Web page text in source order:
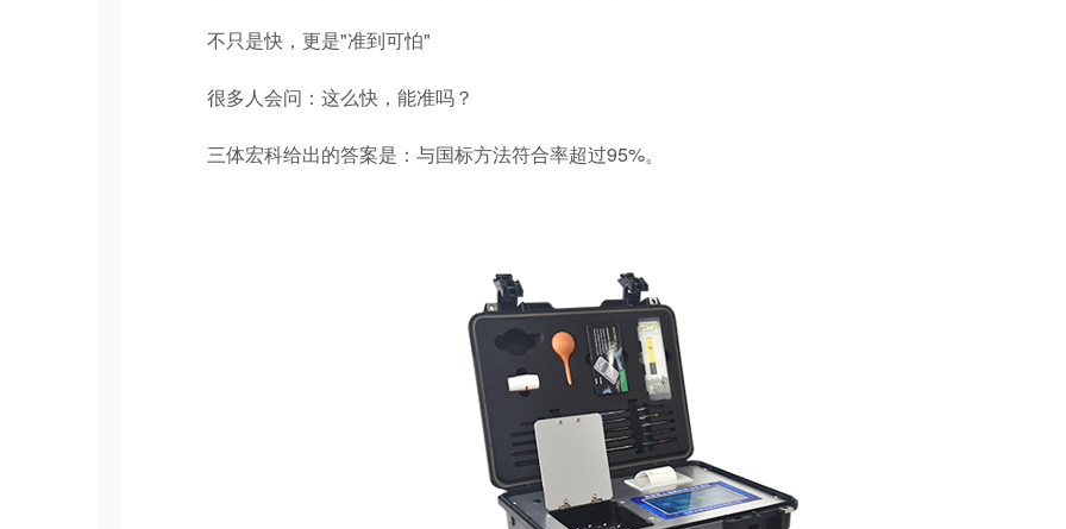
不只是快，更是"准到可怕"
很多人会问：这么快，能准吗？
三体宏科给出的答案是：与国标方法符合率超过95%。